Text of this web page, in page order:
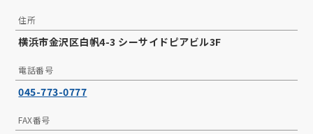
住所
横浜市金沢区白帆4-3 シーサイドピアビル3F
電話番号
045-773-0777
FAX番号